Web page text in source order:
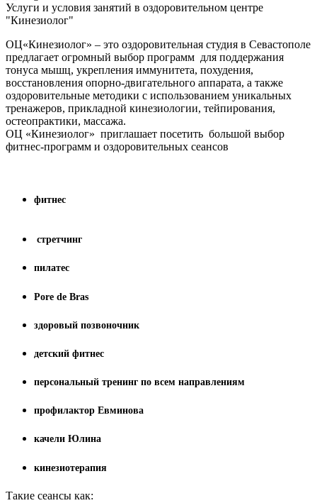
Услуги и условия занятий в оздоровительном центре
"Кинезиолог"
ОЦ«Кинезиолог» – это оздоровительная студия в Севастополе
предлагает огромный выбор программ для поддержания
тонуса мышц, укрепления иммунитета, похудения,
восстановления опорно-двигательного аппарата, а также
оздоровительные методики с использованием уникальных
тренажеров, прикладной кинезиологии, тейпирования,
остеопрактики, массажа.
ОЦ «Кинезиолог» приглашает посетить большой выбор
фитнес-программ и оздоровительных сеансов
фитнес
стретчинг
пилатес
Porе de Bras
здоровый позвоночник
детский фитнес
персональный тренинг по всем направлениям
профилактор Евминова
качели Юлина
кинезиотерапия
Такие сеансы как: